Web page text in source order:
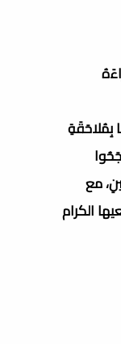
بِمُلاحَقَةِ
مع
الكرام